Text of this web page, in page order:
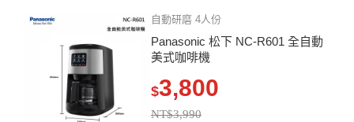
自動研磨 4人份
Panasonic 松下 NC-R601 全自動
美式咖啡機
$3,800
NT$3,990